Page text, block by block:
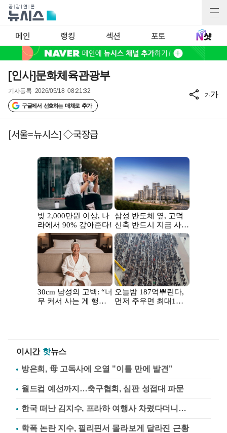
메인 랭킹 섹션 포토
[인사]문화체육관광부
기사등록 2026/05/18 08:21:32
구글에서 선호하는 매체로 추가
가가
[서울=뉴시스] ◇국장급
이시간 핫뉴스
방은희, 母 고독사에 오열 "이틀 만에 발견"
월드컵 예선까지…축구협회, 심판 성접대 파문
한국 떠난 김지수, 프라하 여행사 차렸다더니…
학폭 논란 지수, 필리핀서 몰라보게 달라진 근황